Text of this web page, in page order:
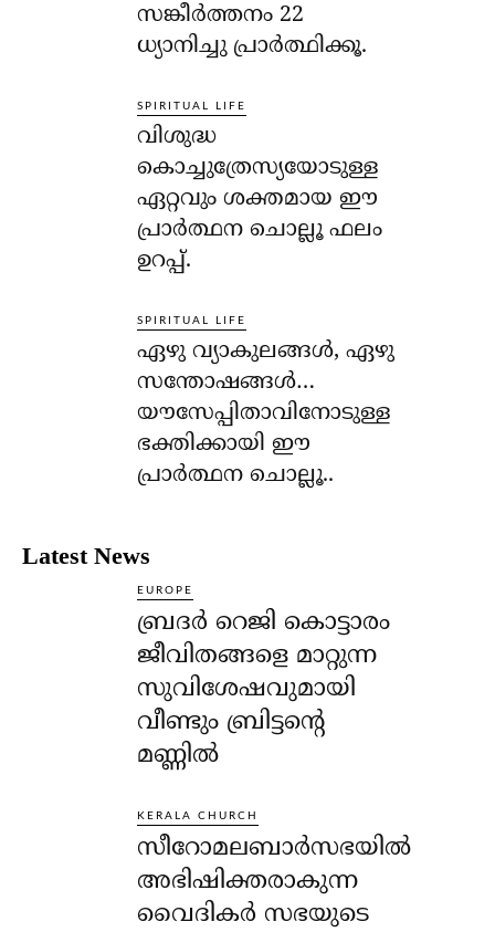
സങ്കീര്‍ത്തനം 22
ധ്യാനിച്ചു പ്രാര്‍ത്ഥിക്കൂ.
SPIRITUAL LIFE
വിശുദ്ധ
കൊച്ചുത്രേസ്യയോടുള്ള
ഏറ്റവും ശക്തമായ ഈ
പ്രാര്‍ത്ഥന ചൊല്ലൂ ഫലം
ഉറപ്പ്.
SPIRITUAL LIFE
ഏഴു വ്യാകുലങ്ങള്‍, ഏഴു
സന്തോഷങ്ങള്‍…
യൗസേപ്പിതാവിനോടുള്ള
ഭക്തിക്കായി ഈ
പ്രാര്‍ത്ഥന ചൊല്ലൂ..
Latest News
EUROPE
ബ്രദർ റെജി കൊട്ടാരം
ജീവിതങ്ങളെ മാറ്റുന്ന
സുവിശേഷവുമായി
വീണ്ടും ബ്രിട്ടന്റെ
മണ്ണിൽ
KERALA CHURCH
സീറോമലബാർസഭയിൽ
അഭിഷിക്തരാകുന്ന
വൈദികർ സഭയുടെ